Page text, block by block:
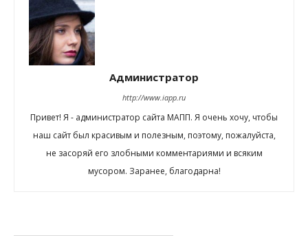
Администратор
http://www.iapp.ru
Привет! Я - администратор сайта МАПП. Я очень хочу, чтобы
наш сайт был красивым и полезным, поэтому, пожалуйста,
не засоряй его злобными комментариями и всяким
мусором. Заранее, благодарна!